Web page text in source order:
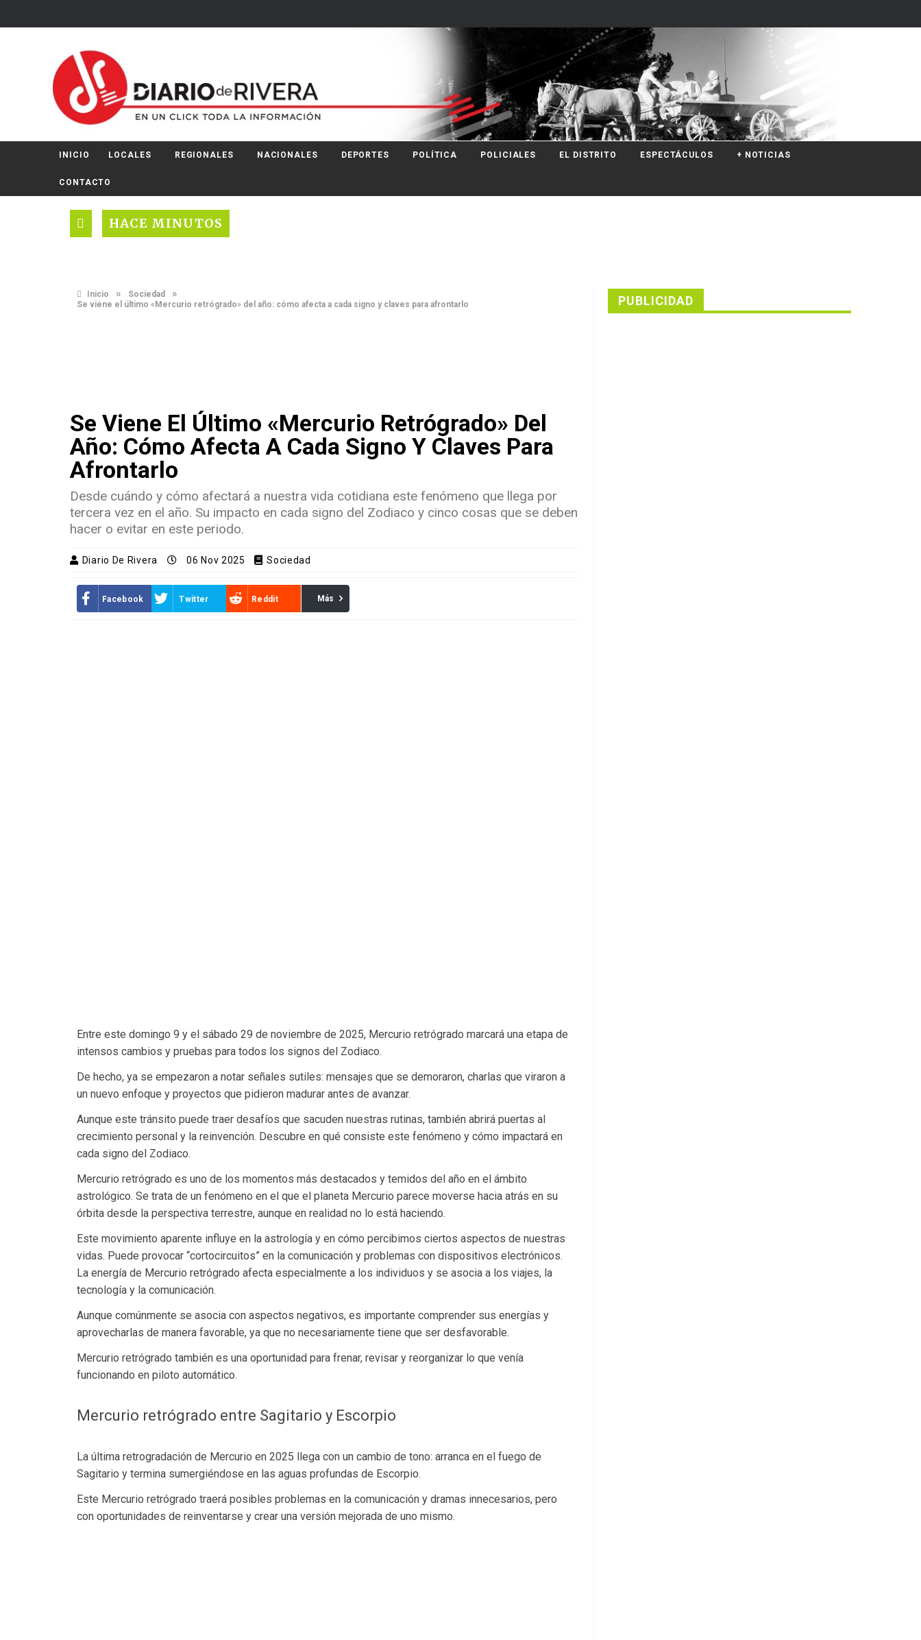
INICIO LOCALES REGIONALES NACIONALES DEPORTES POLÍTICA POLICIALES EL DISTRITO ESPECTÁCULOS + NOTICIAS
CONTACTO
HACE MINUTOS
Inicio » Sociedad »
Se viene el último «Mercurio retrógrado» del año: cómo afecta a cada signo y claves para afrontarlo
Se Viene El Último «Mercurio Retrógrado» Del
Año: Cómo Afecta A Cada Signo Y Claves Para
Afrontarlo
Desde cuándo y cómo afectará a nuestra vida cotidiana este fenómeno que llega por
tercera vez en el año. Su impacto en cada signo del Zodiaco y cinco cosas que se deben
hacer o evitar en este periodo.
Diario De Rivera 06 Nov 2025 Sociedad
Facebook Twitter Reddit Más
Entre este domingo 9 y el sábado 29 de noviembre de 2025, Mercurio retrógrado marcará una etapa de
intensos cambios y pruebas para todos los signos del Zodiaco.
De hecho, ya se empezaron a notar señales sutiles: mensajes que se demoraron, charlas que viraron a
un nuevo enfoque y proyectos que pidieron madurar antes de avanzar.
Aunque este tránsito puede traer desafíos que sacuden nuestras rutinas, también abrirá puertas al
crecimiento personal y la reinvención. Descubre en qué consiste este fenómeno y cómo impactará en
cada signo del Zodiaco.
Mercurio retrógrado es uno de los momentos más destacados y temidos del año en el ámbito
astrológico. Se trata de un fenómeno en el que el planeta Mercurio parece moverse hacia atrás en su
órbita desde la perspectiva terrestre, aunque en realidad no lo está haciendo.
Este movimiento aparente influye en la astrología y en cómo percibimos ciertos aspectos de nuestras
vidas. Puede provocar “cortocircuitos” en la comunicación y problemas con dispositivos electrónicos.
La energía de Mercurio retrógrado afecta especialmente a los individuos y se asocia a los viajes, la
tecnología y la comunicación.
Aunque comúnmente se asocia con aspectos negativos, es importante comprender sus energías y
aprovecharlas de manera favorable, ya que no necesariamente tiene que ser desfavorable.
Mercurio retrógrado también es una oportunidad para frenar, revisar y reorganizar lo que venía
funcionando en piloto automático.
Mercurio retrógrado entre Sagitario y Escorpio
La última retrogradación de Mercurio en 2025 llega con un cambio de tono: arranca en el fuego de
Sagitario y termina sumergiéndose en las aguas profundas de Escorpio.
Este Mercurio retrógrado traerá posibles problemas en la comunicación y dramas innecesarios, pero
con oportunidades de reinventarse y crear una versión mejorada de uno mismo.
PUBLICIDAD